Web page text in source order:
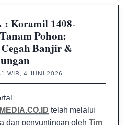
Koramil 1408-
Pohon:
Banjir &
WIB, 4 JUNI 2026
telah melalui
dan penyuntingan oleh Tim